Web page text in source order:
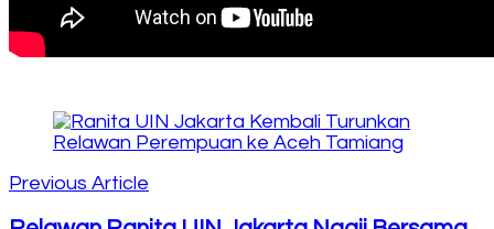
Post
Navigation
Previous Article